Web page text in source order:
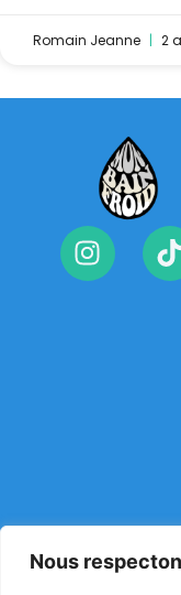
Nous
Romain Jeanne 2